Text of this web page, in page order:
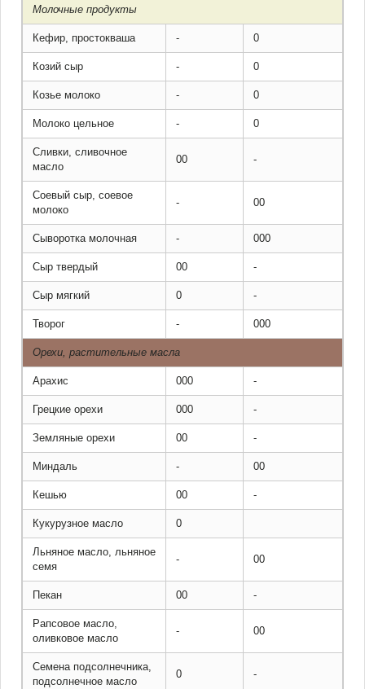
Молочные продукты
Кефир, простокваша - 0
Козий сыр - 0
Козье молоко - 0
Молоко цельное - 0
Сливки, сливочное
масло
00 -
Соевый сыр, соевое
молоко
- 00
Сыворотка молочная - 000
Сыр твердый 00 -
Сыр мягкий 0 -
Творог - 000
Орехи, растительные масла
Арахис 000 -
Грецкие орехи 000 -
Земляные орехи 00 -
Миндаль - 00
Кешью 00 -
Кукурузное масло 0
Льняное масло, льняное
семя
- 00
Пекан 00 -
Рапсовое масло,
оливковое масло
- 00
Семена подсолнечника,
подсолнечное масло
0 -